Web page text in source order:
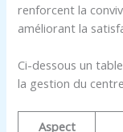
renforcent la
améliorant la
Ci-dessous un
la gestion du
Aspect